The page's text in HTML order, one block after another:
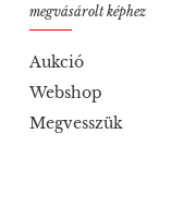
megvásárolt képhez
Aukció
Webshop
Megvesszük